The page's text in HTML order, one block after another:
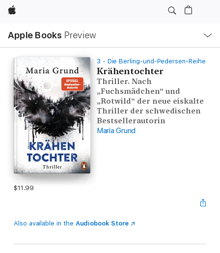
Apple
Apple Books Preview
Nav
Open
Menu
3 - Die Berling-und-Pedersen-Reihe
Krähentochter
Thriller. Nach
„Fuchsmädchen“ und
„Rotwild“ der neue eiskalte
Thriller der schwedischen
Bestsellerautorin
Maria Grund
$11.99
Also available in the Audiobook Store